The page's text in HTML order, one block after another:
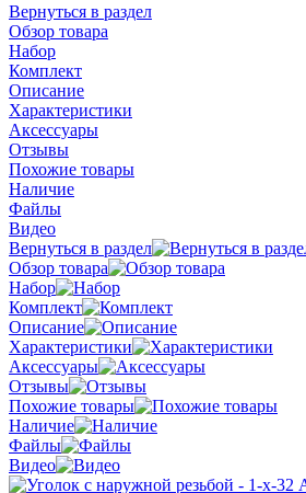
Вернуться в раздел
Обзор товара
Набор
Комплект
Описание
Характеристики
Аксессуары
Отзывы
Похожие товары
Наличие
Файлы
Видео
Вернуться в раздел
Обзор товара
Набор
Комплект
Описание
Характеристики
Аксессуары
Отзывы
Похожие товары
Наличие
Файлы
Видео